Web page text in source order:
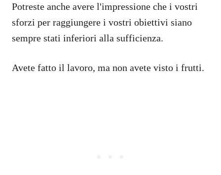
Potreste anche avere l'impressione che i vostri
sforzi per raggiungere i vostri obiettivi siano
sempre stati inferiori alla sufficienza.
Avete fatto il lavoro, ma non avete visto i frutti.